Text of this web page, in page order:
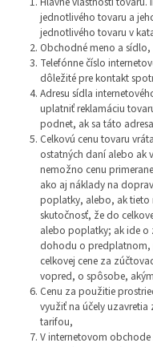
jednotlivého tovaru a
jednotlivého tovaru v
Obchodné meno a sídlo,
Telefónne číslo
dôležité pre kontakt
Adresu sídla
uplatniť reklamáciu
podnet, ak sa táto
Celkovú cenu tovaru
ostatných daní alebo
nemožno cenu
ako aj náklady na
poplatky, alebo, ak
skutočnosť, že do
alebo poplatky; ak ide o
dohodu o predplatnom,
celkovej cene za
vopred, o spôsobe,
Cenu za použitie
využiť na účely
tarifou,
V internetovom